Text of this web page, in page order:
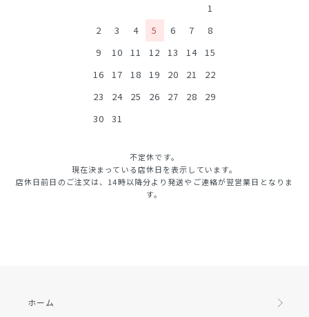
1
2
3 4 5 6 7
8
9
10 11 12 13 14 15
16
17 18 19 20 21
22
23
24 25 26 27 28
29
30
31
不定休です。
現在決まっている店休日を表示しています。
店休日前日のご注文は、14時以降分より発送やご連絡が翌営業日となりま
す。
ホーム